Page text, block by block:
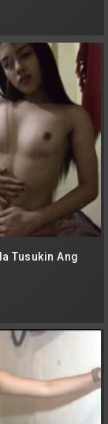
Tusukin Ang